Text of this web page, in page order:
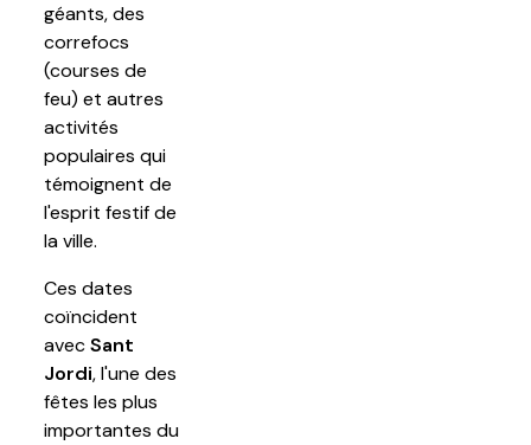
géants, des
correfocs
(courses de
feu) et autres
activités
populaires qui
témoignent de
l'esprit festif de
la ville.
Ces dates
coïncident
avecSant
Jordi, l'une des
fêtes les plus
importantes du